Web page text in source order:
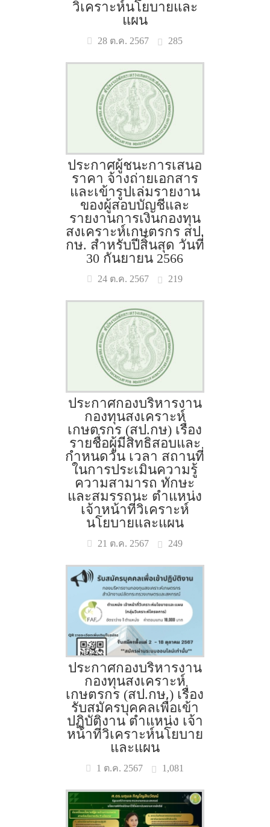
วิเคราะห์นโยบายและ
แผน
28 ต.ค. 2567 285
ประกาศผู้ชนะการเสนอ
ราคา จ้างถ่ายเอกสาร
และเข้ารูปเล่มรายงาน
ของผู้สอบบัญชีและ
รายงานการเงินกองทุน
สงเคราะห์เกษตรกร สป.
กษ. สำหรับปีสิ้นสุด วันที่
30 กันยายน 2566
24 ต.ค. 2567 219
ประกาศกองบริหารงาน
กองทุนสงเคราะห์
เกษตรกร (สป.กษ) เรื่อง
รายชื่อผู้มีสิทธิสอบและ
กำหนดวัน เวลา สถานที่
ในการประเมินความรู้
ความสามารถ ทักษะ
และสมรรถนะ ตำแหน่ง
เจ้าหน้าที่วิเคราะห์
นโยบายและแผน
21 ต.ค. 2567 249
ประกาศกองบริหารงาน
กองทุนสงเคราะห์
เกษตรกร (สป.กษ.) เรื่อง
รับสมัครบุคคลเพื่อเข้า
ปฏิบัติงาน ตำแหน่ง เจ้า
หน้าที่วิเคราะห์นโยบาย
และแผน
1 ต.ค. 2567 1,081